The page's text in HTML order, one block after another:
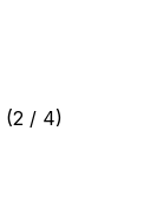
(2 / 4)